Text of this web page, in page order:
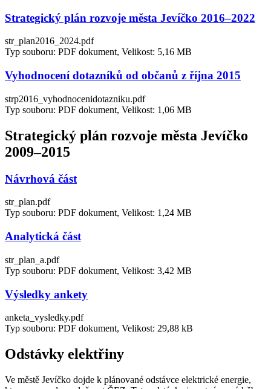
Strategický plán rozvoje města Jevíčko 2016–2022
str_plan2016_2024.pdf
Typ souboru: PDF dokument, Velikost: 5,16 MB
Vyhodnocení dotazníků od občanů z října 2015
strp2016_vyhodnocenidotazniku.pdf
Typ souboru: PDF dokument, Velikost: 1,06 MB
Strategický plán rozvoje města Jevíčko
2009–2015
Návrhová část
str_plan.pdf
Typ souboru: PDF dokument, Velikost: 1,24 MB
Analytická část
str_plan_a.pdf
Typ souboru: PDF dokument, Velikost: 3,42 MB
Výsledky ankety
anketa_vysledky.pdf
Typ souboru: PDF dokument, Velikost: 29,88 kB
Odstávky elektřiny
Ve městě Jevíčko dojde k plánované odstávce elektrické energie,